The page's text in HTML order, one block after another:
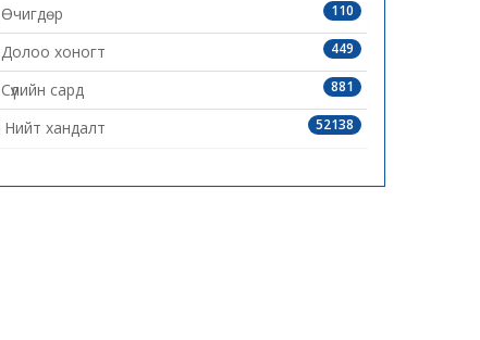
110
Өчигдөр
449
Долоо хоногт
881
Сүүлийн сард
52138
Нийт хандалт